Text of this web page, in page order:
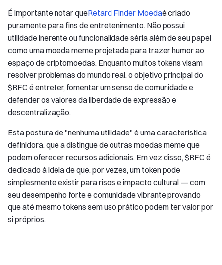
É importante notar queRetard Finder Moedaé criado
puramente para fins de entretenimento. Não possui
utilidade inerente ou funcionalidade séria além de seu papel
como uma moeda meme projetada para trazer humor ao
espaço de criptomoedas. Enquanto muitos tokens visam
resolver problemas do mundo real, o objetivo principal do
$RFC é entreter, fomentar um senso de comunidade e
defender os valores da liberdade de expressão e
descentralização.
Esta postura de "nenhuma utilidade" é uma característica
definidora, que a distingue de outras moedas meme que
podem oferecer recursos adicionais. Em vez disso, $RFC é
dedicado à ideia de que, por vezes, um token pode
simplesmente existir para risos e impacto cultural — com
seu desempenho forte e comunidade vibrante provando
que até mesmo tokens sem uso prático podem ter valor por
si próprios.